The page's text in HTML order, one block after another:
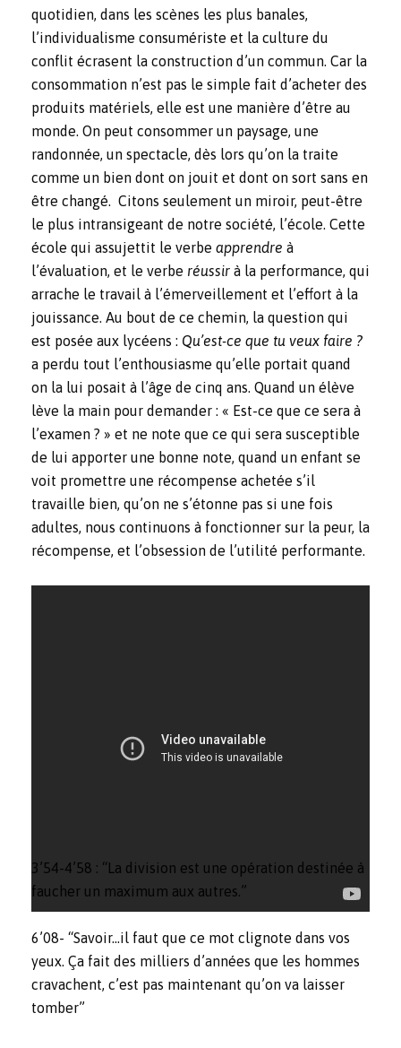
quotidien, dans les scènes les plus banales,
l’individualisme consumériste et la culture du
conflit écrasent la construction d’un commun. Car la
consommation n’est pas le simple fait d’acheter des
produits matériels, elle est une manière d’être au
monde. On peut consommer un paysage, une
randonnée, un spectacle, dès lors qu’on la traite
comme un bien dont on jouit et dont on sort sans en
être changé. Citons seulement un miroir, peut-être
le plus intransigeant de notre société, l’école. Cette
école qui assujettit le verbe apprendre à
l’évaluation, et le verbe réussir à la performance, qui
arrache le travail à l’émerveillement et l’effort à la
jouissance. Au bout de ce chemin, la question qui
est posée aux lycéens : Qu’est-ce que tu veux faire ?
a perdu tout l’enthousiasme qu’elle portait quand
on la lui posait à l’âge de cinq ans. Quand un élève
lève la main pour demander : « Est-ce que ce sera à
l’examen ? » et ne note que ce qui sera susceptible
de lui apporter une bonne note, quand un enfant se
voit promettre une récompense achetée s’il
travaille bien, qu’on ne s’étonne pas si une fois
adultes, nous continuons à fonctionner sur la peur, la
récompense, et l’obsession de l’utilité performante.
3’54-4’58 : “La division est une opération destinée à
faucher un maximum aux autres.”
6’08- “Savoir…il faut que ce mot clignote dans vos
yeux. Ça fait des milliers d’années que les hommes
cravachent, c’est pas maintenant qu’on va laisser
tomber”